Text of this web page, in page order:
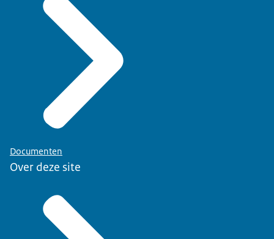
Documenten
Over deze site